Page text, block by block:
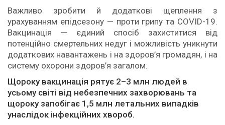
Важливо зробити й додаткові щеплення з
урахуванням епідсезону — проти грипу та COVID-19.
Вакцинація — єдиний спосіб захиститися від
потенційно смертельних недуг і можливість уникнути
додаткових навантажень і на здоров’я громадян, і на
систему охорони здоров’я загалом.
Щороку вакцинація рятує 2–3 млн людей в
усьому світі від небезпечних захворювань та
щороку запобігає 1,5 млн летальних випадків
унаслідок інфекційних хвороб.